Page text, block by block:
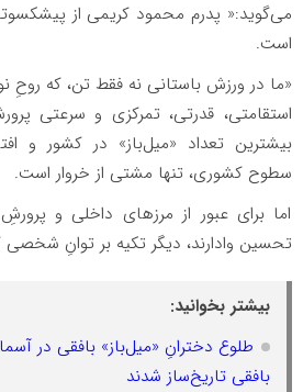
می‌گوید:« پدرم محمود کریمی از
است.
«ما در ورزش باستانی نه فقط تن، که روحِ
استقامتی، قدرتی، تمرکزی و سرعتی
بیشترین تعداد «میل‌باز» در کشور و
سطوح کشوری، تنها مشتی از خروار است.
اما برای عبور از مرزهای داخلی و
تحسین وادارند، دیگر تکیه بر توانِ
بیشتر بخوانید:
طلوع دخترانِ «میل‌باز» بافقی در
بافقی تاریخ‌ساز شدند